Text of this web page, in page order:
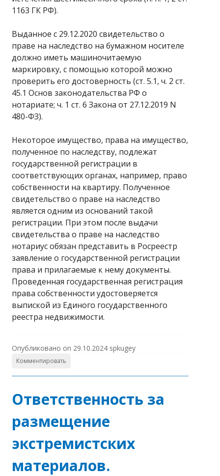
1163 ГК РФ).
Выданное с 29.12.2020 свидетельство о
праве на наследство на бумажном носителе
должно иметь машиночитаемую
маркировку, с помощью которой можно
проверить его достоверность (ст. 5.1, ч. 2 ст.
45.1 Основ законодательства РФ о
нотариате; ч. 1 ст. 6 Закона от 27.12.2019 N
480-ФЗ).
Некоторое имущество, права на имущество,
полученное по наследству, подлежат
государственной регистрации в
соответствующих органах, например, право
собственности на квартиру. Полученное
свидетельство о праве на наследство
является одним из оснований такой
регистрации. При этом после выдачи
свидетельства о праве на наследство
нотариус обязан представить в Росреестр
заявление о государственной регистрации
права и прилагаемые к нему документы.
Проведенная государственная регистрация
права собственности удостоверяется
выпиской из Единого государственного
реестра недвижимости.
Опубликовано on 29.10.2024 spkugey
Комментировать
Ответственность за
размещение
экстремистских
материалов.